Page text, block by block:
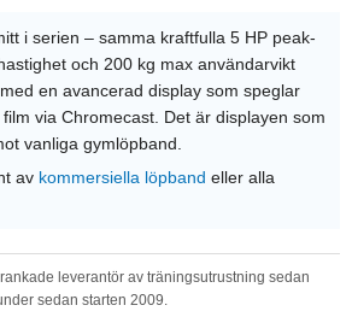
i serien – samma kraftfulla 5 HP peak-
och 200 kg max användarvikt
en avancerad display som speglar
via Chromecast. Det är displayen som
vanliga gymlöpband.
av kommersiella löpband eller alla
leverantör av träningsutrustning sedan
sedan starten 2009.